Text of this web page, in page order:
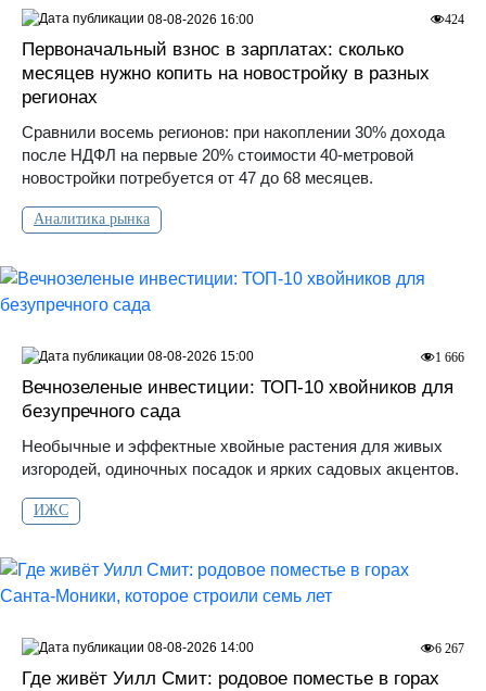
Первоначальный взнос в зарплатах: сколько
месяцев нужно копить на новостройку в разных
регионах
Сравнили восемь регионов: при накоплении 30% дохода
после НДФЛ на первые 20% стоимости 40-метровой
новостройки потребуется от 47 до 68 месяцев.
Аналитика рынка
424
08-08-2026 16:00
Вечнозеленые инвестиции: ТОП-10 хвойников для
безупречного сада
Необычные и эффектные хвойные растения для живых
изгородей, одиночных посадок и ярких садовых акцентов.
ИЖС
1 666
08-08-2026 15:00
Где живёт Уилл Смит: родовое поместье в горах
6 267
08-08-2026 14:00